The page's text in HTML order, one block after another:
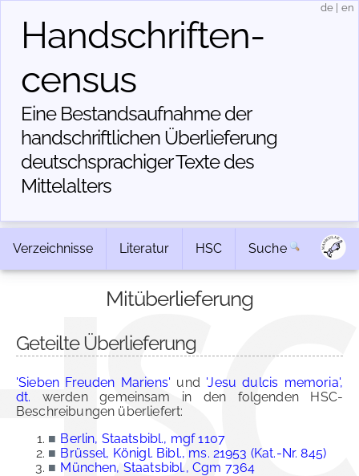
Handschriften­
census
Eine Bestandsaufnahme der
handschriftlichen Über­lieferung
deutschsprachiger Texte des
Mittelalters
de en
Verzeichnisse Literatur HSC Suche
Mitüberlieferung
Geteilte Überlieferung
'Sieben Freuden Mariens' und 'Jesu dulcis memoria',
dt. werden gemeinsam in den folgenden HSC-
Beschreibungen überliefert:
■ Berlin, Staatsbibl., mgf 1107
■ Brüssel, Königl. Bibl., ms. 21953 (Kat.-Nr. 845)
■ München, Staatsbibl., Cgm 7364